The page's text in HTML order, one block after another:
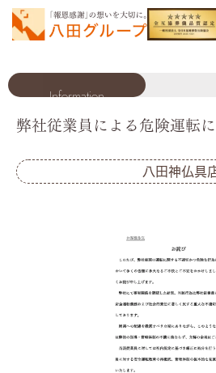
Skip
content
Information
弊社従業員による危険運転
八田神仏具